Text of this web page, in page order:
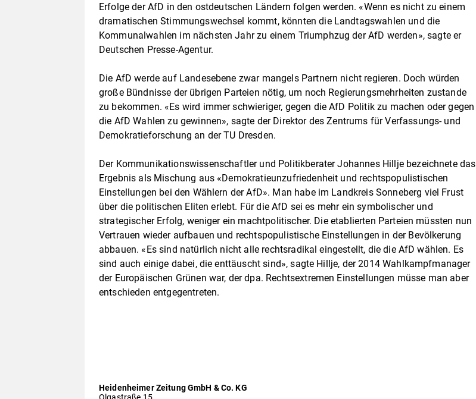
Erfolge der AfD in den ostdeutschen Ländern folgen werden. «Wenn es nicht zu einem
dramatischen Stimmungswechsel kommt, könnten die Landtagswahlen und die
Kommunalwahlen im nächsten Jahr zu einem Triumphzug der AfD werden», sagte er
Deutschen Presse-Agentur.
Die AfD werde auf Landesebene zwar mangels Partnern nicht regieren. Doch würden
große Bündnisse der übrigen Parteien nötig, um noch Regierungsmehrheiten zustande
zu bekommen. «Es wird immer schwieriger, gegen die AfD Politik zu machen oder gegen
die AfD Wahlen zu gewinnen», sagte der Direktor des Zentrums für Verfassungs- und
Demokratieforschung an der TU Dresden.
Der Kommunikationswissenschaftler und Politikberater Johannes Hillje bezeichnete das
Ergebnis als Mischung aus «Demokratieunzufriedenheit und rechtspopulistischen
Einstellungen bei den Wählern der AfD». Man habe im Landkreis Sonneberg viel Frust
über die politischen Eliten erlebt. Für die AfD sei es mehr ein symbolischer und
strategischer Erfolg, weniger ein machtpolitischer. Die etablierten Parteien müssten nun
Vertrauen wieder aufbauen und rechtspopulistische Einstellungen in der Bevölkerung
abbauen. «Es sind natürlich nicht alle rechtsradikal eingestellt, die die AfD wählen. Es
sind auch einige dabei, die enttäuscht sind», sagte Hillje, der 2014 Wahlkampfmanager
der Europäischen Grünen war, der dpa. Rechtsextremen Einstellungen müsse man aber
entschieden entgegentreten.
Heidenheimer Zeitung GmbH & Co. KG